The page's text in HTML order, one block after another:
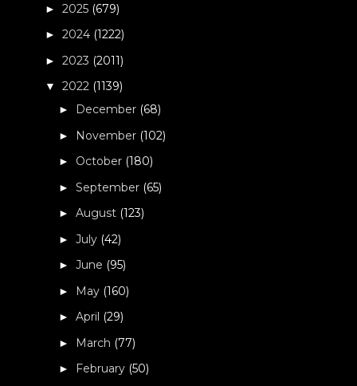
►2025 (679)
►2024 (1222)
►2023 (2011)
▼2022 (1139)
► December (68)
► November (102)
► October (180)
►September (65)
►August (123)
►July (42)
►June (95)
► May (160)
►April (29)
► March (77)
► February (50)